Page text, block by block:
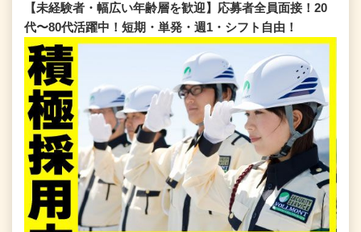
【未経験者・幅広い年齢層を歓迎】応募者全員面接！20
代〜80代活躍中！短期・単発・週1・シフト自由！